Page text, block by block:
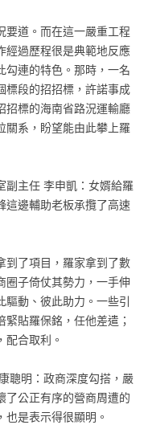
要道。而在這一嚴重工程
經過歷程很是典範地反應
勾連的特色。那時，一名
標段的招招標，許諾事成
招標的海南省路況運輸廳
關系，盼望能由此攀上羅
副主任 李申凱：女婿給羅
這邊輔助老板承攬了高速
到了項目，羅家拿到了數
圈子倚仗其勢力，一手伸
驅動、彼此助力。一些引
貼羅保銘，任他差遣；
合取利。
聰明：政商深度勾搭，嚴
了公正有序的營商周遭的
是表示得很顯明。